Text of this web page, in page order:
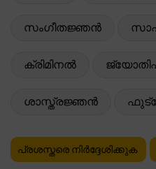
സംഗീതജ്ഞൻ
ക്രിമിനൽ
ശാസ്ത്രജ്ഞൻ
പ്രശസ്തരെ നിർദ്ദേശിക്കുക